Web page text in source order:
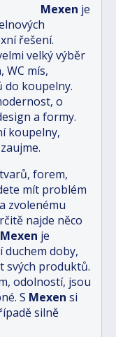
Mexen je
řešení.
velký výběr
WC mís,
do koupelny.
o
a formy.
koupelny,
forem,
mít problém
zvolenému
najde něco
Mexen je
doby,
svých produktů.
odolností, jsou
S Mexen si
silně